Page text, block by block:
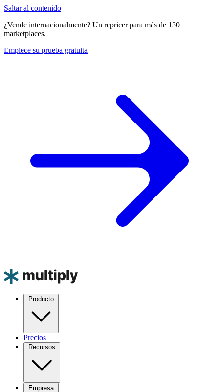
Saltar al contenido
¿Vende internacionalmente? Un repricer para más de 130
marketplaces.
Empiece su prueba gratuita
Producto
Precios
Recursos
Empresa